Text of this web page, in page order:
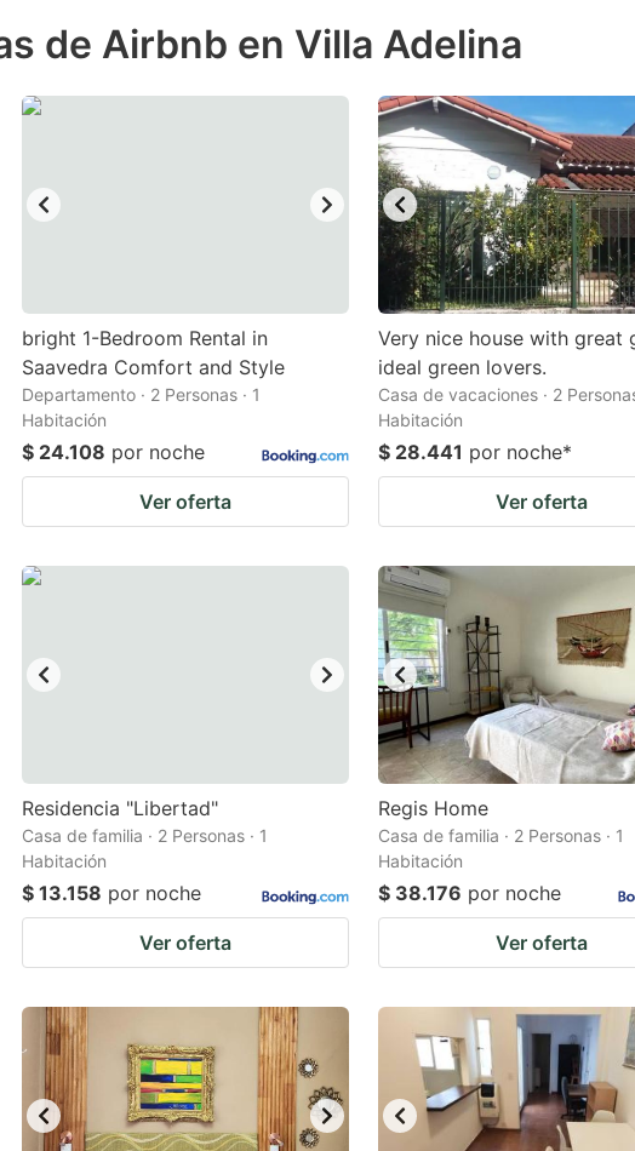
the
shortcuts
for
changing
dates.
de Airbnb en Villa Adelina
bright 1-Bedroom Rental in
Saavedra Comfort and Style
Departamento · 2 Personas · 1
Habitación
$ 24.108 por noche
Ver oferta
Very nice house with great
ideal green lovers.
Casa de vacaciones · 2
Habitación
$ 28.441 por noche*
Ver oferta
Residencia "Libertad"
Casa de familia · 2 Personas · 1
Habitación
$ 13.158 por noche
Ver oferta
Regis Home
Casa de familia · 2 Personas · 1
Habitación
$ 38.176 por noche
Ver oferta